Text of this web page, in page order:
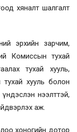
хяналт шалгалт
эрхийн зарчим,
Комиссын тухай
тухай хууль,
хууль болон
нээлттэй,
аж.
хоногийн дотор